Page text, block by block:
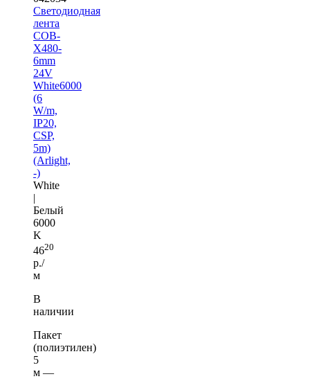
Светодиодная
лента
COB-
X480-
6mm
24V
White6000
(6
W/m,
IP20,
CSP,
5m)
(Arlight,
-)
White
|
Белый
6000
K
4620
р./
м
В
наличии
Пакет
(полиэтилен)
5
м —